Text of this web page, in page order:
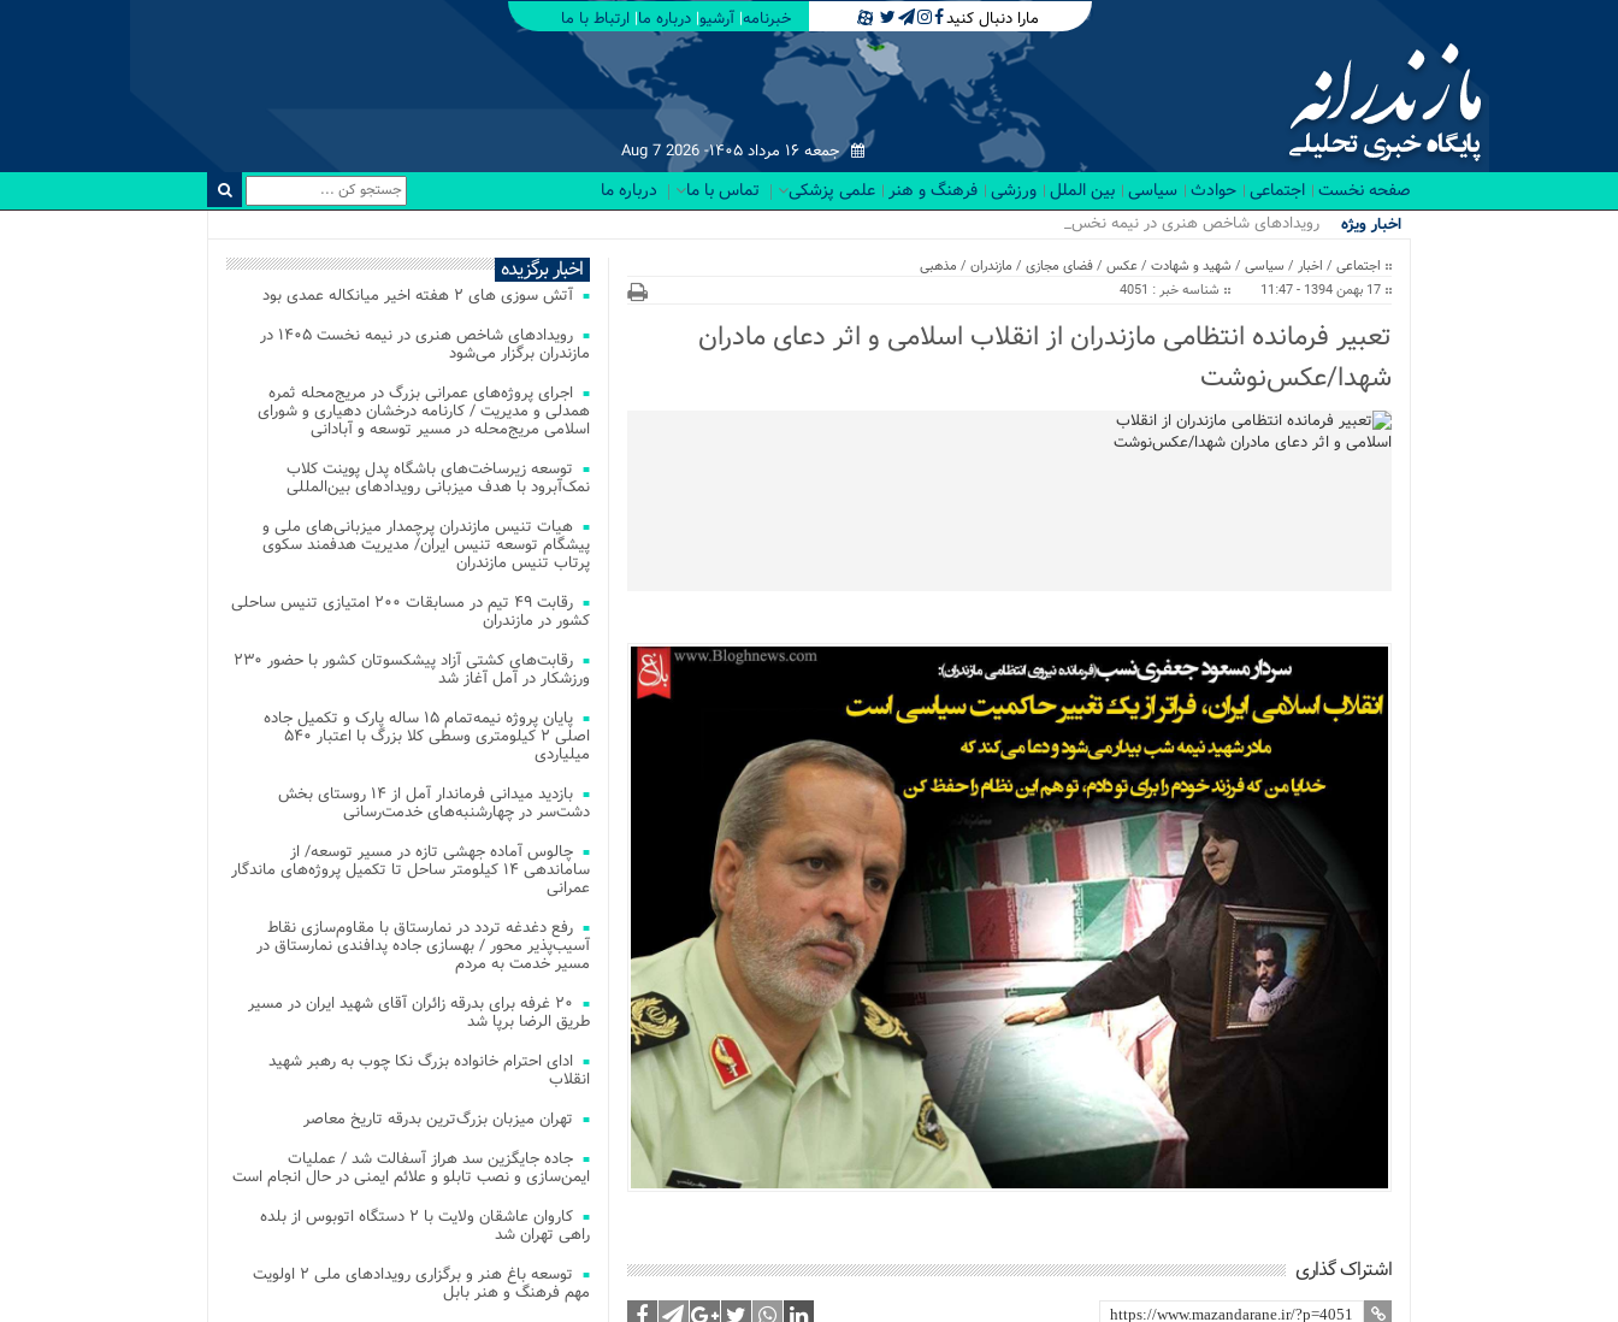
مارا دنبال کنید خبرنامه آرشیو درباره ما ارتباط با ما
جمعه ۱۶ مرداد ۱۴۰۵- Aug 7 2026
صفحه نخست اجتماعی حوادث سیاسی بین الملل ورزشی فرهنگ و هنر علمی پزشکی تماس با ما درباره ما
اخبار ویژه رویدادهای شاخص هنری در نیمه نخست ۱۴۰۵ در _
اجتماعی / اخبار / سیاسی / شهید و شهادت / عکس /فضای مجازی / مازندران / مذهبی
17 بهمن 1394 - 11:47
شناسه خبر : 4051
تعبیر فرمانده انتظامی مازندران از انقلاب اسلامی و اثر دعای مادران
شهدا/عکس‌نوشت
اشتراک گذاری
اخبار برگزیده
آتش‌ سوزی‌ های ۲ هفته اخیر میانکاله عمدی بود
رویدادهای شاخص هنری در نیمه نخست ۱۴۰۵ در
مازندران برگزار می‌شود
اجرای پروژه‌های عمرانی بزرگ در مریج‌محله ثمره
همدلی و مدیریت / کارنامه درخشان دهیاری و شورای
اسلامی مریج‌محله در مسیر توسعه و آبادانی
توسعه زیرساخت‌های باشگاه پدل پوینت کلاب
نمک‌آبرود با هدف میزبانی رویدادهای بین‌المللی
هیات تنیس مازندران پرچمدار میزبانی‌های ملی و
پیشگام توسعه تنیس ایران/ مدیریت هدفمند سکوی
پرتاب تنیس مازندران
رقابت ۴۹ تیم در مسابقات ۲۰۰ امتیازی تنیس ساحلی
کشور در مازندران
رقابت‌های کشتی آزاد پیشکسوتان کشور با حضور ۲۳۰
ورزشکار در آمل آغاز شد
پایان پروژه نیمه‌تمام ۱۵ ساله پارک و تکمیل جاده
اصلی ۲ کیلومتری وسطی کلا بزرگ با اعتبار ۵۴۰
میلیاردی
بازدید میدانی فرماندار آمل از ۱۴ روستای بخش
دشت‌سر در چهارشنبه‌های خدمت‌رسانی
چالوس آماده جهشی تازه در مسیر توسعه/ از
ساماندهی ۱۴ کیلومتر ساحل تا تکمیل پروژه‌های ماندگار
عمرانی
رفع دغدغه تردد در نمارستاق با مقاوم‌سازی نقاط
آسیب‌پذیر محور / بهسازی جاده پدافندی نمارستاق در
مسیر خدمت به مردم
۲۰ غرفه برای بدرقه زائران آقای شهید ایران در مسیر
طریق الرضا برپا شد
ادای احترام خانواده بزرگ نکا چوب به رهبر شهید
انقلاب
تهران میزبان بزرگ‌ترین بدرقه تاریخ معاصر
جاده جایگزین سد هراز آسفالت شد / عملیات
ایمن‌سازی و نصب تابلو و علائم ایمنی در حال انجام است
کاروان عاشقان ولایت با ۲ دستگاه اتوبوس از بلده
راهی تهران شد
توسعه باغ هنر و برگزاری رویدادهای ملی ۲ اولویت
مهم فرهنگ و هنر بابل